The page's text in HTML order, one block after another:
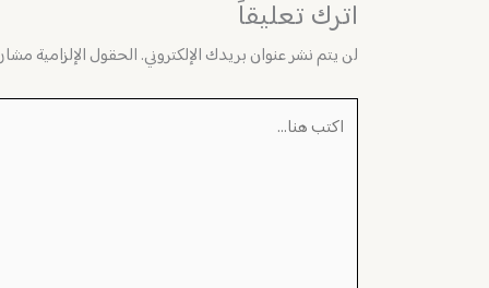
اترك تعليقاً
لن يتم نشر عنوان بريدك الإلكتروني.الحقول الإلزامية مشار
اكتب